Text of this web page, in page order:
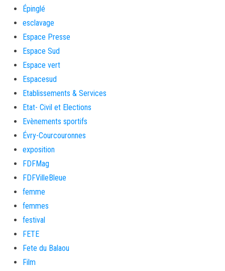
Épinglé
esclavage
Espace Presse
Espace Sud
Espace vert
Espacesud
Etablissements & Services
Etat- Civil et Elections
Evènements sportifs
Évry-Courcouronnes
exposition
FDFMag
FDFVilleBleue
femme
femmes
festival
FETE
Fete du Balaou
Film